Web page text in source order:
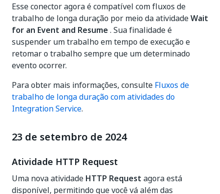
Esse conector agora é compatível com fluxos de
trabalho de longa duração por meio da atividadeWait
for an Event and Resume . Sua finalidade é
suspender um trabalho em tempo de execução e
retomar o trabalho sempre que um determinado
evento ocorrer.
Para obter mais informações, consulte Fluxos de
trabalho de longa duração com atividades do
Integration Service.
23 de setembro de 2024
Atividade HTTP Request
Uma nova atividade HTTP Request agora está
disponível, permitindo que você vá além das